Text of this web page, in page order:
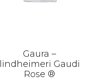
Gaura –
lindheimeri Gaudi
Rose ®